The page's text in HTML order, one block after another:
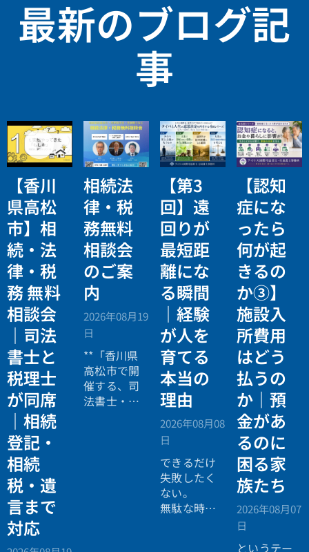
最新のブログ記
事
【香川
県高松
市】相
続・法
律・税
務 無料
相談会
｜司法
書士と
税理士
が同席
｜相続
登記・
相続
税・遺
言まで
対応
相続法
律・税
務無料
相談会
のご案
内
2026年08月19
日
**「香川県
高松市で開
催する、司
法書士・税
【第3
回】遠
回りが
最短距
離にな
る瞬間
｜経験
が人を
育てる
本当の
理由
2026年08月08
日
できるだけ
失敗したく
ない。
無駄な時間
【認知
症にな
ったら
何が起
きるの
か③】
施設入
所費用
はどう
払うの
か｜預
金があ
るのに
困る家
族たち
2026年08月07
日
というテー